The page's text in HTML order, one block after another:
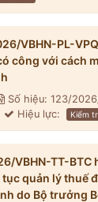
VBHN-PL-
công với cách
Số hiệu: 123/
Hiệu lực: Kiểm
VBHN-TT-BTC
quản lý thuế
do Bộ trưởng